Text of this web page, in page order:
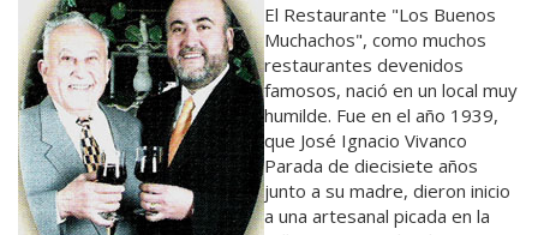
El Restaurante "Los Buenos
Muchachos", como muchos
restaurantes devenidos
famosos, nació en un local muy
humilde. Fue en el año 1939,
que José Ignacio Vivanco
Parada de diecisiete años
junto a su madre, dieron inicio
a una artesanal picada en la